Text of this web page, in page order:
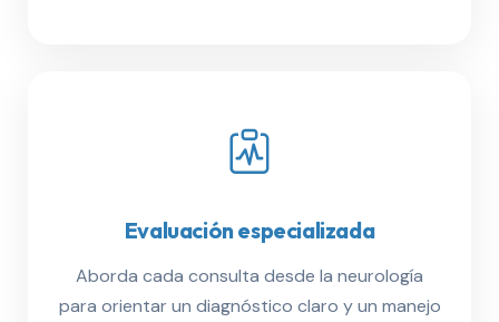
Evaluación especializada
Aborda cada consulta desde la neurología
para orientar un diagnóstico claro y un manejo